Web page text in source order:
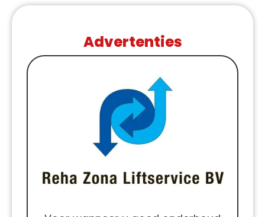
Advertenties